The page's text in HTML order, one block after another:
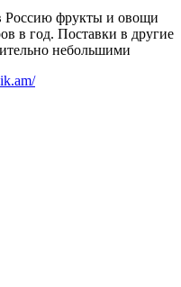
Россию фрукты и овощи
в год. Поставки в другие
небольшими